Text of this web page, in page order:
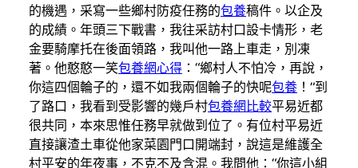
的機遇，采寫一些鄉村防疫任務的包養稿件。以企及
的成績。年頭三下戰書，我往采訪村口設卡情形，老
金要騎摩托在後面領路，我叫他一路上車走，別凍
著。他憨憨一笑包養網心得 ：“鄉村人不怕冷，再說，
你這四個輪子的，還不如我兩個輪子的快呢包養 ！”到
了路口，我看到受影響的幾戶村包養網比較平易近都
很共同，本來思惟任務早就做到位了。有位村平易近
直接讓渣土車從他家菜園門口開端封，說這是維護全
村平安的年夜事，不克不及含混。我問他：“你這小組